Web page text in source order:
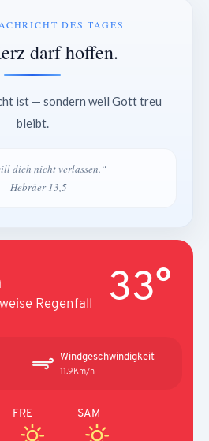
DES TAGES
darf hoffen.
ist — sondern weil Gott treu
bleibt.
dich nicht verlassen.“
Hebräer 13,5
Regenfall 33°
Windgeschwindigkeit
11.9Km/h
FRE SAM